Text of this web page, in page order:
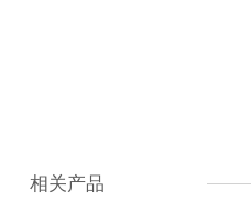
相关产品